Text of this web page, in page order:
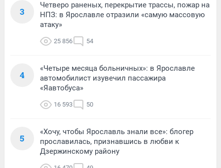
3
Четверо раненых, перекрытие трассы, пожар на
НПЗ: в Ярославле отразили «самую массовую
атаку»
25 856 54
4
«Четыре месяца больничных»: в Ярославле
автомобилист изувечил пассажира
«Яавтобуса»
16 593 50
5
«Хочу, чтобы Ярославль знали все»: блогер
прославилась, признавшись в любви к
Дзержинскому району